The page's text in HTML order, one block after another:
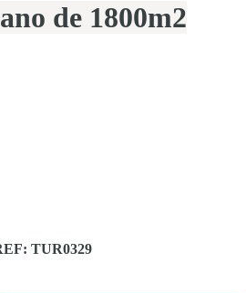
de 1800m2
TUR0329